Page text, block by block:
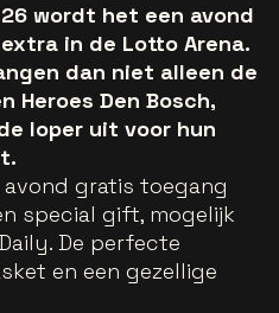
wordt het een avond
in de Lotto Arena.
dan niet alleen de
Heroes Den Bosch,
loper uit voor hun
gratis toegang
special gift, mogelijk
De perfecte
en een gezellige